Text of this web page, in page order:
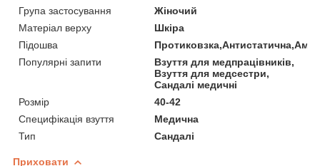
Група застосування
Жіночий
Матеріал верху
Шкіра
Підошва
Популярні запити
Взуття для медпрацівників,
Взуття для медсестри,
Сандалі медичні
Розмір
40-42
Специфікація взуття
Медична
Тип
Сандалі
Приховати